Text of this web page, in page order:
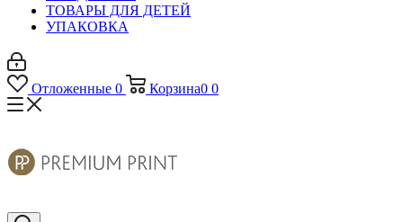
ТОВАРЫ ДЛЯ ДЕТЕЙ
УПАКОВКА
Отложенные 0 Корзина0 0